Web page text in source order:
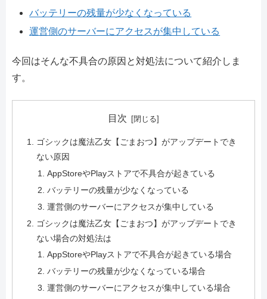
バッテリーの残量が少なくなっている
運営側のサーバーにアクセスが集中している
今回はそんな不具合の原因と対処法について紹介しま
す。
目次
ゴシックは魔法乙女【ごまおつ】がアップデートでき
ない原因
AppStoreやPlayストアで不具合が起きている
バッテリーの残量が少なくなっている
運営側のサーバーにアクセスが集中している
ゴシックは魔法乙女【ごまおつ】がアップデートでき
ない場合の対処法は
AppStoreやPlayストアで不具合が起きている場合
バッテリーの残量が少なくなっている場合
運営側のサーバーにアクセスが集中している場合